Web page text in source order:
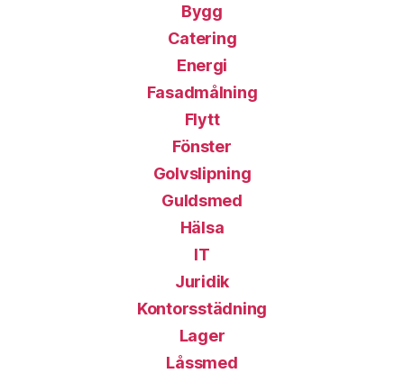
Bygg
Catering
Energi
Fasadmålning
Flytt
Fönster
Golvslipning
Guldsmed
Hälsa
IT
Juridik
Kontorsstädning
Lager
Låssmed